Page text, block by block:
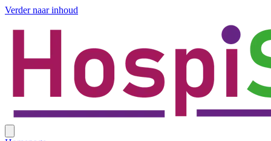
Verder naar inhoud